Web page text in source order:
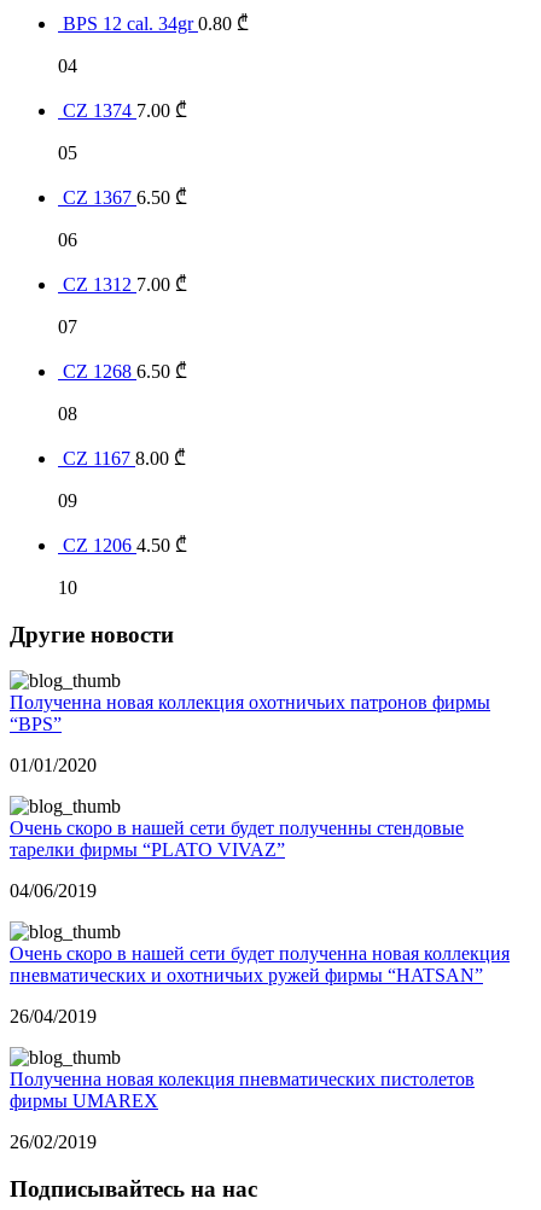
BPS 12 cal. 34gr0.80 ₾
04
CZ 1374 7.00 ₾
05
CZ 1367 6.50 ₾
06
CZ 1312 7.00 ₾
07
CZ 1268 6.50 ₾
08
CZ 1167 8.00 ₾
09
CZ 1206 4.50 ₾
10
Другие новости
Полученна новая коллекция охотничьих патронов фирмы
“BPS”
01/01/2020
Очень скоро в нашей сети будет полученны стендовые
тарелки фирмы “PLATO VIVAZ”
04/06/2019
Очень скоро в нашей сети будет полученна новая коллекция
пневматических и охотничьих ружей фирмы “HATSAN”
26/04/2019
Полученна новая колекция пневматических пистолетов
фирмы UMAREX
26/02/2019
Подписывайтесь на нас